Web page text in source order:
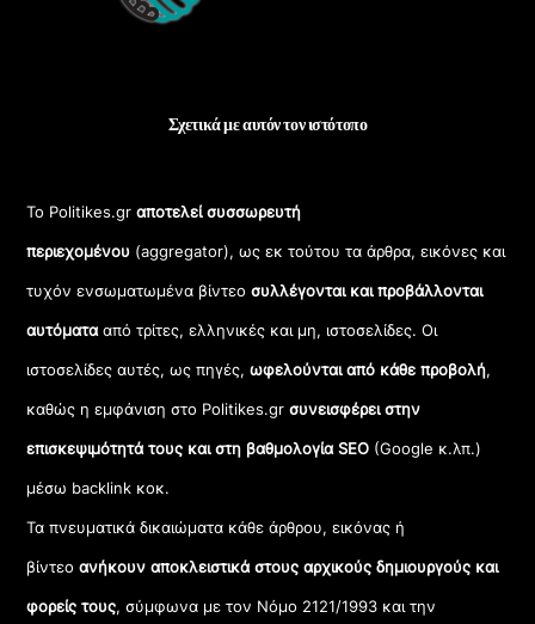
Σχετικά με αυτόν τον ιστότοπο
Το Politikes.grαποτελεί συσσωρευτή
περιεχομένου (aggregator), ως εκ τούτου τα άρθρα, εικόνες και
τυχόν ενσωματωμένα βίντεοσυλλέγονται και προβάλλονται
αυτόματααπό τρίτες, ελληνικές και μη, ιστοσελίδες. Οι
ιστοσελίδες αυτές, ως πηγές,ωφελούνται από κάθε προβολή,
καθώς η εμφάνιση στο Politikes.gr συνεισφέρει στην
επισκεψιμότητά τους και στη βαθμολογία SEO (Google κ.λπ.)
μέσω backlink κοκ.
Τα πνευματικά δικαιώματα κάθε άρθρου, εικόνας ή
βίντεοανήκουν αποκλειστικά στους αρχικούς δημιουργούς και
φορείς τους, σύμφωνα με τον Νόμο 2121/1993 και την